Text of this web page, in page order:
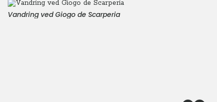
Vandring ved Giogo de Scarperia